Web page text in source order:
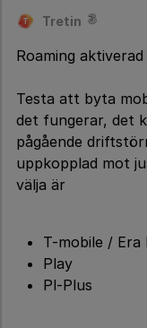
T Tretin
Roaming
Testa att byta
det fungerar, det
pågående
uppkopplad mot
välja är
T-mobile / Era
Play
Pl-Plus